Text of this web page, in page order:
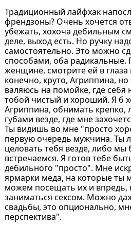
Традиционный лайфхак
френдзоны? Очень хочется
убежать, хохоча дебильным
деле, выход есть. Но ручку
самостоятельно. Это можно
способами, оба радикальные.
женщине, смотрите ей в глаза
конечно, круто, Агриппина,
валяюсь на помойке, где
тобой чистый и хороший. Я б
Агриппина, обнимать крепко,
губами везде, где мне
Ты видишь во мне "просто
первую очередь мужчина. Ты
целовать тебя везде, либо
встречаемся. Я готов тебе
дебильного "просто". Мне
ярмарки меда, на которые ты
можем посещать их и
заниматься сексом. Можно
свадьбы, это опционально,
перспектива".